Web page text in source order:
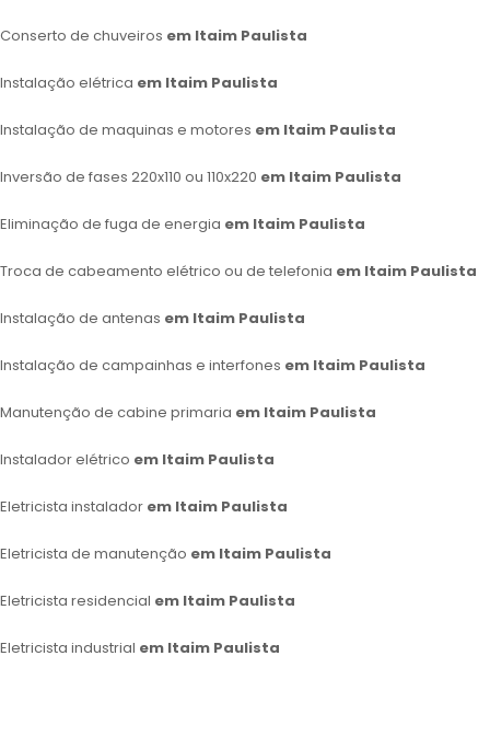
Conserto de chuveiros em Itaim Paulista
Instalação elétrica em Itaim Paulista
Instalação de maquinas e motores em Itaim Paulista
Inversão de fases 220x110 ou 110x220 em Itaim Paulista
Eliminação de fuga de energia em Itaim Paulista
Troca de cabeamento elétrico ou de telefonia em Itaim Paulista
Instalação de antenas em Itaim Paulista
Instalação de campainhas e interfones em Itaim Paulista
Manutenção de cabine primaria em Itaim Paulista
Instalador elétrico em Itaim Paulista
Eletricista instalador em Itaim Paulista
Eletricista de manutenção em Itaim Paulista
Eletricista residencial em Itaim Paulista
Eletricista industrial em Itaim Paulista